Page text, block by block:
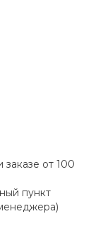
от 100
пункт